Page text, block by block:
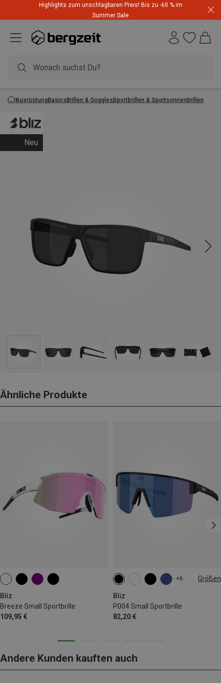
Highlights zum unschlagbaren Preis! Bis zu -60 % im
Summer Sale
AusrüstungBasicsBrillen & GogglesSportbrillen & Sportsonnenbrillen
Neu
Ähnliche Produkte
Bliz
Breeze Small Sportbrille
109,95 €
+6 Größen
Bliz
P004 Small Sportbrille
82,20 €
ONE SIZE
Andere Kunden kauften auch